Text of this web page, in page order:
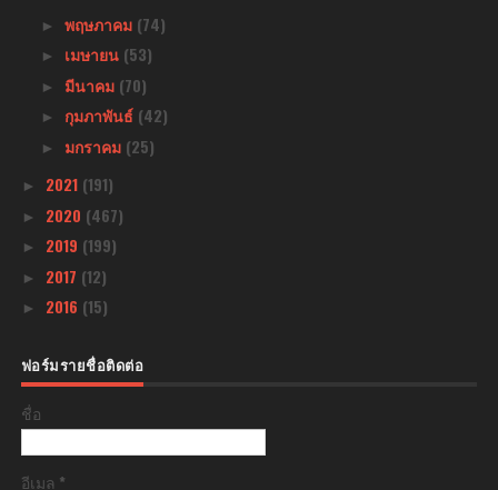
► พฤษภาคม (74)
► เมษายน (53)
► มีนาคม (70)
► กุมภาพันธ์ (42)
► มกราคม (25)
► 2021 (191)
► 2020 (467)
► 2019 (199)
► 2017 (12)
► 2016 (15)
ฟอร์มรายชื่อติดต่อ
ชื่อ
อีเมล *